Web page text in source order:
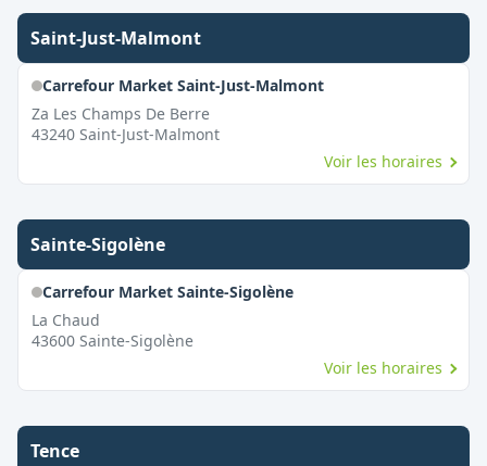
Saint-Just-Malmont
Carrefour Market Saint-Just-Malmont
Za Les Champs De Berre
43240 Saint-Just-Malmont
Voir les horaires
Sainte-Sigolène
Carrefour Market Sainte-Sigolène
La Chaud
43600 Sainte-Sigolène
Voir les horaires
Tence